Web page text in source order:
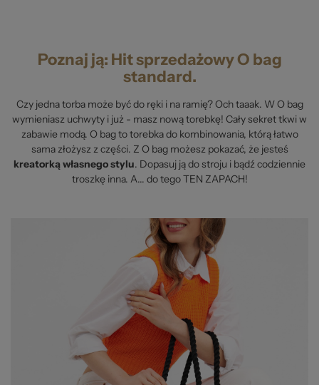
Poznaj ją: Hit sprzedażowy O bag
standard.
Czy jedna torba może być do ręki i na ramię? Och taaak. W O bag
wymieniasz uchwyty i już - masz nową torebkę! Cały sekret tkwi w
zabawie modą. O bag to torebka do kombinowania, którą łatwo
sama złożysz z części. Z O bag możesz pokazać, że jesteś
kreatorką własnego stylu. Dopasuj ją do stroju i bądź codziennie
troszkę inna. A... do tego TEN ZAPACH!